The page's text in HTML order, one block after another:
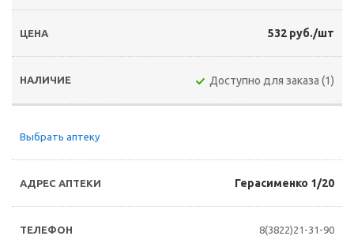
532 руб./шт
Доступно для заказа (1)
Выбрать аптеку
Герасименко 1/20
8(3822)21-31-90